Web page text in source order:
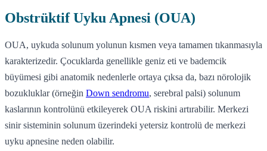
Obstrüktif Uyku Apnesi (OUA)
OUA, uykuda solunum yolunun kısmen veya tamamen tıkanmasıyla
karakterizedir. Çocuklarda genellikle geniz eti ve bademcik
büyümesi gibi anatomik nedenlerle ortaya çıksa da, bazı nörolojik
bozukluklar (örneğin Down sendromu, serebral palsi) solunum
kaslarının kontrolünü etkileyerek OUA riskini artırabilir. Merkezi
sinir sisteminin solunum üzerindeki yetersiz kontrolü de merkezi
uyku apnesine neden olabilir.